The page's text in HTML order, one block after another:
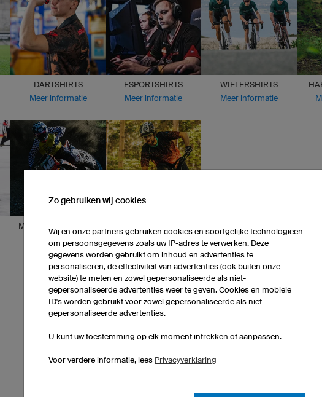
DARTSHIRTS
Meer informatie
ESPORTSHIRTS
Meer informatie
WIELERSHIRTS
Meer informatie
MOTOCROSS SHIRTS
Meer informatie
Ontdek alle producten
Zo gebruiken wij cookies
Wij en onze partners gebruiken cookies en soortgelijke technologieën
om persoonsgegevens zoals uw IP-adres te verwerken. Deze
gegevens worden gebruikt om inhoud en advertenties te
personaliseren, de effectiviteit van advertenties (ook buiten onze
website) te meten en zowel gepersonaliseerde als niet-
gepersonaliseerde advertenties weer te geven. Cookies en mobiele
ID's worden gebruikt voor zowel gepersonaliseerde als niet-
gepersonaliseerde advertenties.
U kunt uw toestemming op elk moment intrekken of aanpassen.
Voor verdere informatie, lees Privacyverklaring